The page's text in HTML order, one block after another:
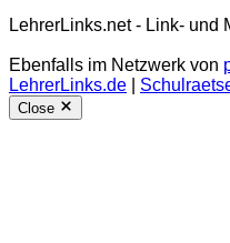
LehrerLinks.net - Link- und
Ebenfalls im Netzwerk von
LehrerLinks.de
Close